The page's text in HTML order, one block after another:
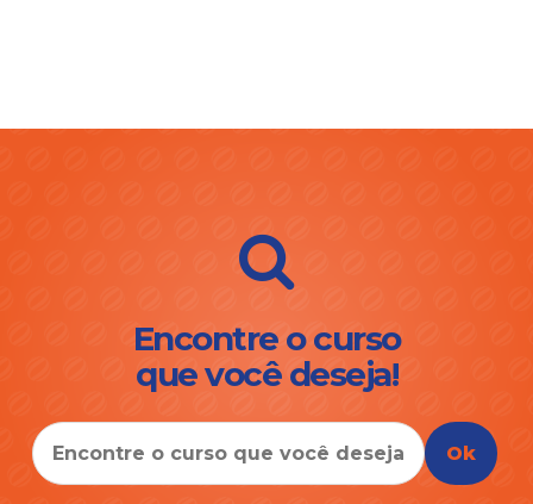
Encontre o curso
que você deseja!
Ok